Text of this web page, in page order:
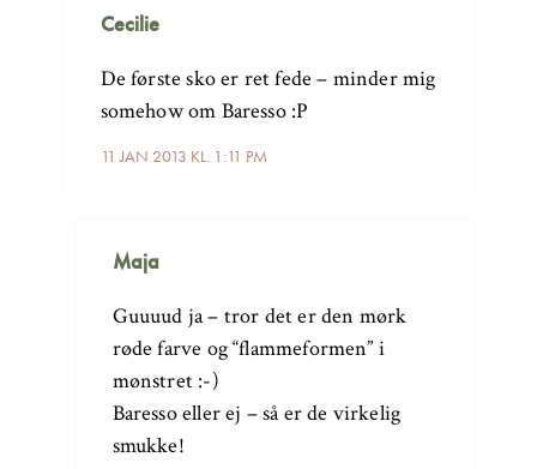
Cecilie
11 JAN 2013 KL. 1:11 PM
De første sko er ret fede – minder mig
somehow om Baresso :P
Maja
Guuuud ja – tror det er den mørk
røde farve og “flammeformen” i
mønstret :-)
Baresso eller ej – så er de virkelig
smukke!